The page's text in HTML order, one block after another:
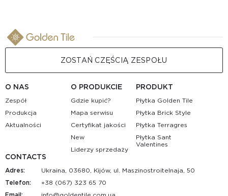
ZOSTAŃ CZĘŚCIĄ ZESPOŁU
O NAS
Zespół
Produkcja
Aktualności
O PRODUKCIE
Gdzie kupić?
Mapa serwisu
Certyfikat jakości
New
Liderzy sprzedaży
PRODUKT
Płytka Golden Tile
Płytka Brick Style
Płytka Terragres
Płytka Sant
Valentines
CONTACTS
Adres:
Ukraina, 03680, Kijów, ul. Maszinostroitelnaja, 50
Telefon:
+38 (067) 323 65 70